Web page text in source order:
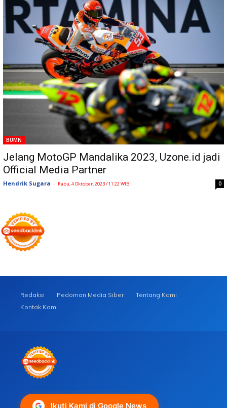
BUMN
Jelang MotoGP Mandalika 2023, Uzone.id jadi
Official Media Partner
Hendrik Sugara - Rabu, 4 Oktober, 2023 / 11:22 WIB 0
Redaksi Pedoman Media Siber
Tentang Kami
Kontak Kami
Ikuti Kami di Google News